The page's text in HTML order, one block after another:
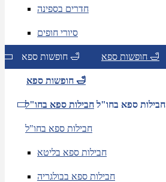
חדרים בספינה
סיורי חופים
חופשות ספא 🛁 חופשות ספא 🛁
חופשות ספא 🛁
חבילות ספא בחו"ל חבילות ספא בחו"ל
חבילות ספא בחו"ל
חבילות ספא בליטא
חבילות ספא בבולגריה